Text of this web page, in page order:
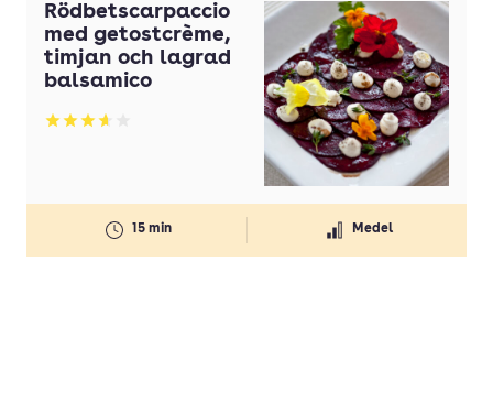
Rödbetscarpaccio
med getostcrème,
timjan och lagrad
balsamico
Betyg: 3.62 av 5
15 min Medel